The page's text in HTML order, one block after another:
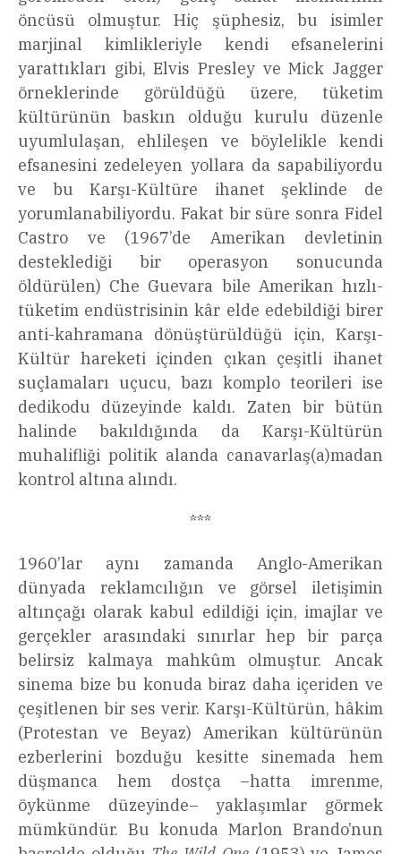
öncüsü olmuştur. Hiç şüphesiz, bu isimler
marjinal kimlikleriyle kendi efsanelerini
yarattıkları gibi, Elvis Presley ve Mick Jagger
örneklerinde görüldüğü üzere, tüketim
kültürünün baskın olduğu kurulu düzenle
uyumlulaşan, ehlileşen ve böylelikle kendi
efsanesini zedeleyen yollara da sapabiliyordu
ve bu Karşı-Kültüre ihanet şeklinde de
yorumlanabiliyordu. Fakat bir süre sonra Fidel
Castro ve (1967’de Amerikan devletinin
desteklediği bir operasyon sonucunda
öldürülen) Che Guevara bile Amerikan hızlı-
tüketim endüstrisinin kâr elde edebildiği birer
anti-kahramana dönüştürüldüğü için, Karşı-
Kültür hareketi içinden çıkan çeşitli ihanet
suçlamaları uçucu, bazı komplo teorileri ise
dedikodu düzeyinde kaldı. Zaten bir bütün
halinde bakıldığında da Karşı-Kültürün
muhalifliği politik alanda canavarlaş(a)madan
kontrol altına alındı.
***
1960’lar aynı zamanda Anglo-Amerikan
dünyada reklamcılığın ve görsel iletişimin
altınçağı olarak kabul edildiği için, imajlar ve
gerçekler arasındaki sınırlar hep bir parça
belirsiz kalmaya mahkûm olmuştur. Ancak
sinema bize bu konuda biraz daha içeriden ve
çeşitlenen bir ses verir. Karşı-Kültürün, hâkim
(Protestan ve Beyaz) Amerikan kültürünün
ezberlerini bozduğu kesitte sinemada hem
düşmanca hem dostça –hatta imrenme,
öykünme düzeyinde– yaklaşımlar görmek
mümkündür. Bu konuda Marlon Brando’nun